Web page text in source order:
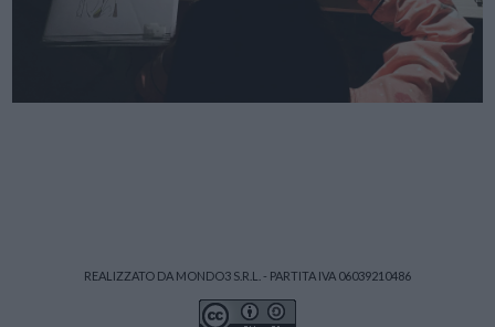
REALIZZATO DA MONDO3 S.R.L. - PARTITA IVA 06039210486